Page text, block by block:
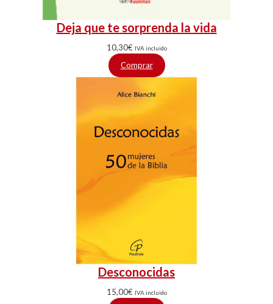
Deja que te sorprenda la vida
10,30€ IVA incluido
Comprar
Desconocidas
15,00€ IVA incluido